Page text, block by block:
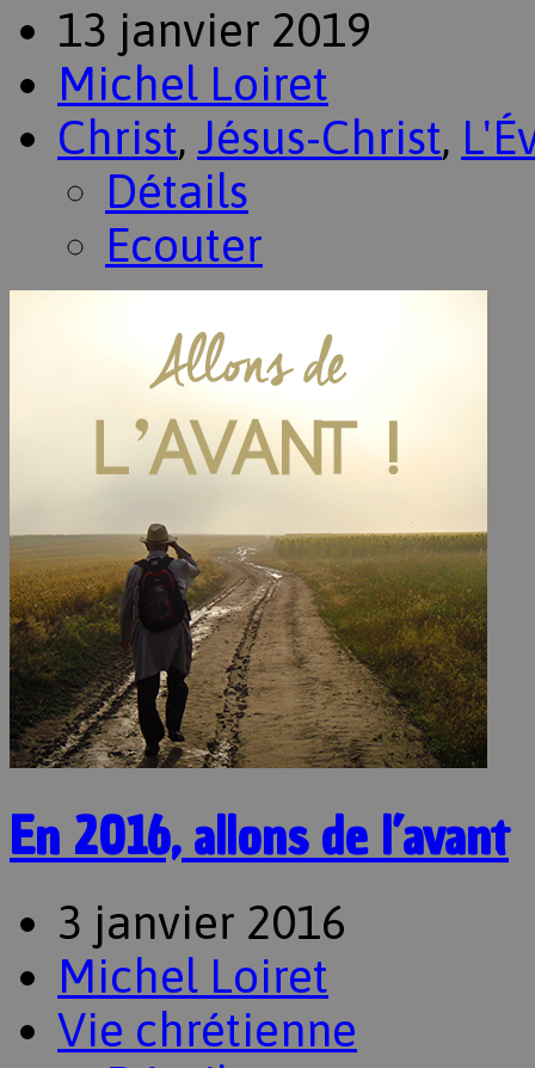
13 janvier 2019
Michel Loiret
Christ, Jésus-Christ,
Détails
Ecouter
En 2016, allons de l’avant
3 janvier 2016
Michel Loiret
Vie chrétienne